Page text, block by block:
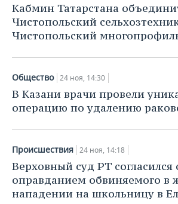
Кабмин Татарстана
Чистопольский
Чистопольский
Общество 24 ноя, 14:30
В Казани врачи провели
операцию по удалению
Происшествия 24 ноя, 14:18
Верховный суд РТ согласился
оправданием обвиняемого в
нападении на школьницу в